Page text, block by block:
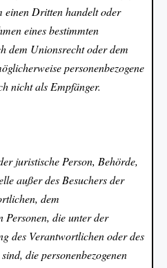
einen Dritten handelt oder
eines bestimmten
dem Unionsrecht oder dem
personenbezogene
nicht als Empfänger.
juristische Person, Behörde,
außer des Besuchers der
dem
Personen, die unter der
des Verantwortlichen oder des
die personenbezogenen